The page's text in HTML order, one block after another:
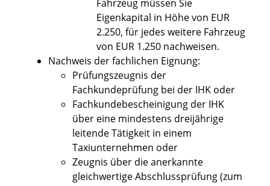
Fahrzeug müssen Sie
Eigenkapital in Höhe von EUR
2.250, für jedes weitere Fahrzeug
von EUR 1.250 nachweisen.
Nachweis der fachlichen Eignung:
Prüfungszeugnis der
Fachkundeprüfung bei der IHK oder
Fachkundebescheinigung der IHK
über eine mindestens dreijährige
leitende Tätigkeit in einem
Taxiunternehmen oder
Zeugnis über die anerkannte
gleichwertige Abschlussprüfung (zum